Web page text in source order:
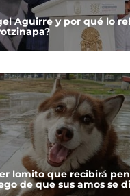
Aguirre y por qué lo
lomito que recibirá
de que sus amos se